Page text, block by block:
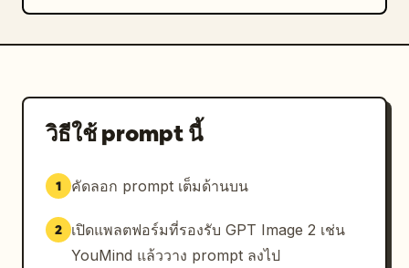
วิธีใช้ prompt นี้
1 คัดลอก prompt เต็มด้านบน
2
เปิดแพลตฟอร์มที่รองรับ GPT Image 2 เช่น
YouMind แล้ววาง prompt ลงไป